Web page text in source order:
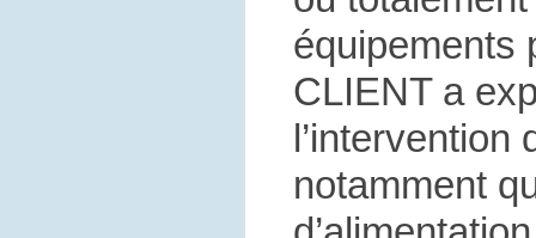
équipements
CLIENT a
l’intervention
notamment